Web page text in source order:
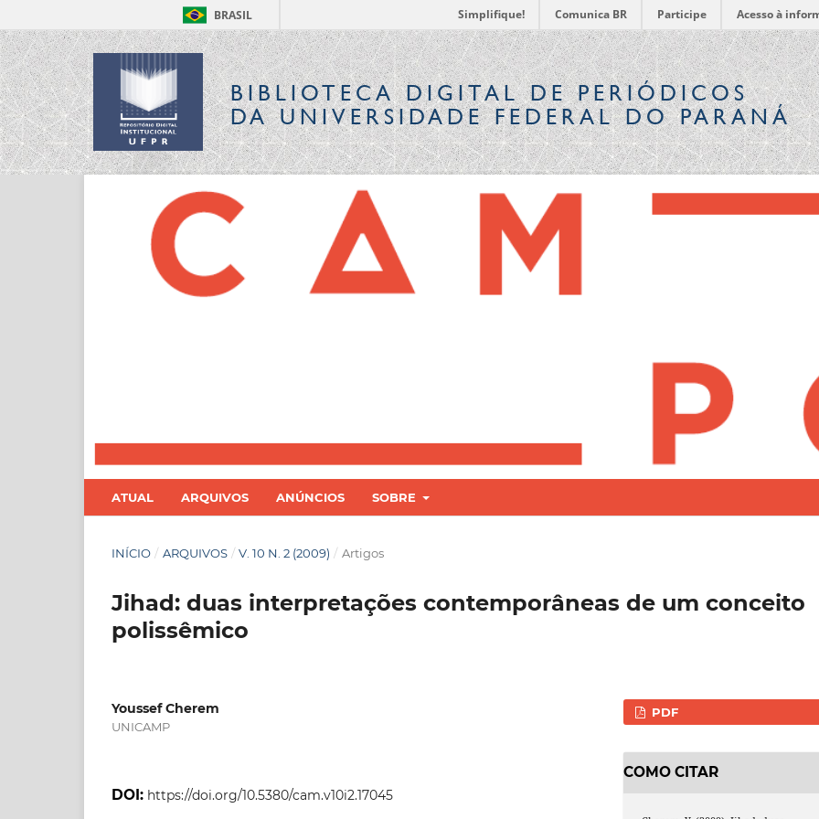
BRASIL Simplifique! Comunica BR Participe Acesso à
BIBLIOTECA DIGITALDE PERIÓDICOS
DA UNIVERSIDADE FEDERAL DO PARANÁ
ATUAL ARQUIVOS ANÚNCIOS SOBRE
INÍCIO / ARQUIVOS / V. 10 N. 2 (2009) / Artigos
Jihad: duas interpretações contemporâneas de um conceito
polissêmico
Youssef Cherem
UNICAMP
DOI: https://doi.org/10.5380/cam.v10i2.17045
PDF
COMO CITAR